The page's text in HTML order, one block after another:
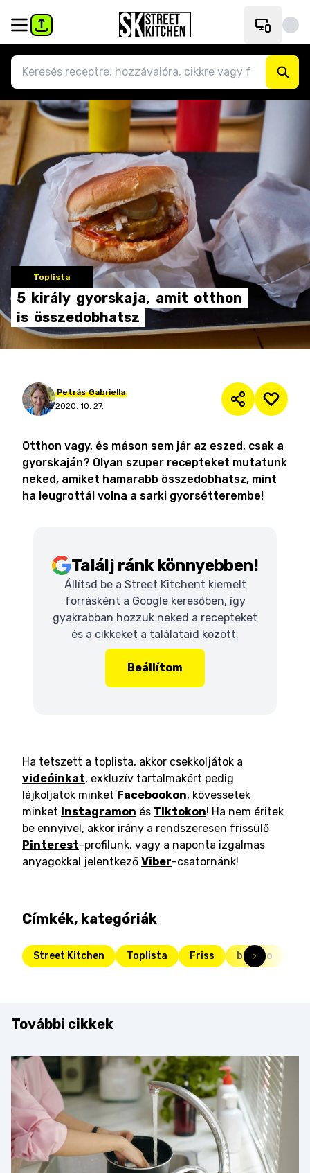
Toplista
5 király gyorskaja, amit otthon
is összedobhatsz
Petrás Gabriella
2020. 10. 27.
Otthon vagy, és máson sem jár az eszed, csak a
gyorskaján? Olyan szuper recepteket mutatunk
neked, amiket hamarabb összedobhatsz, mint
ha leugrottál volna a sarki gyorsétterembe!
Találj ránk könnyebben!
Állítsd be a Street Kitchent kiemelt
forrásként a Google keresőben, így
gyakrabban hozzuk neked a recepteket
és a cikkeket a találataid között.
Beállítom
Ha tetszett a toplista, akkor csekkoljátok a
videóinkat, exkluzív tartalmakért pedig
lájkoljatok minket Facebookon, kövessetek
minket Instagramon és Tiktokon! Ha nem éritek
be ennyivel, akkor irány a rendszeresen frissülő
Pinterest-profilunk, vagy a naponta izgalmas
anyagokkal jelentkező Viber-csatornánk!
Címkék, kategóriák
Street Kitchen Toplista Friss burrito
További cikkek